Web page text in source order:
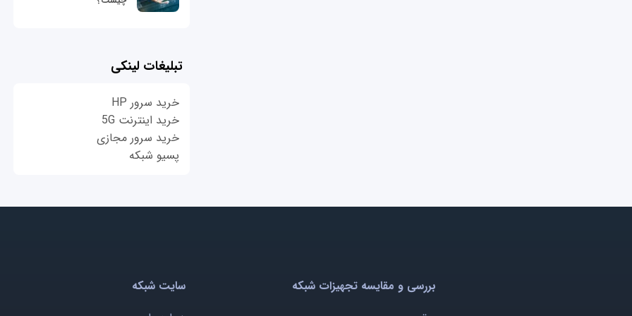
تبلیغات لینکی
خرید سرور HP
خرید اینترنت 5G
خرید سرور مجازی
پسیو شبکه
بررسی و مقایسه تجهیزات شبکه
سایت شبکه